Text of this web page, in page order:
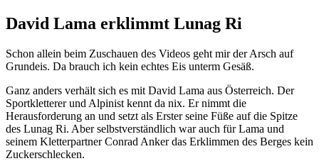
David Lama erklimmt Lunag Ri
Schon allein beim Zuschauen des Videos geht mir der Arsch auf
Grundeis. Da brauch ich kein echtes Eis unterm Gesäß.
Ganz anders verhält sich es mit David Lama aus Österreich. Der
Sportkletterer und Alpinist kennt da nix. Er nimmt die
Herausforderung an und setzt als Erster seine Füße auf die Spitze
des Lunag Ri. Aber selbstverständlich war auch für Lama und
seinem Kletterpartner Conrad Anker das Erklimmen des Berges kein
Zuckerschlecken.